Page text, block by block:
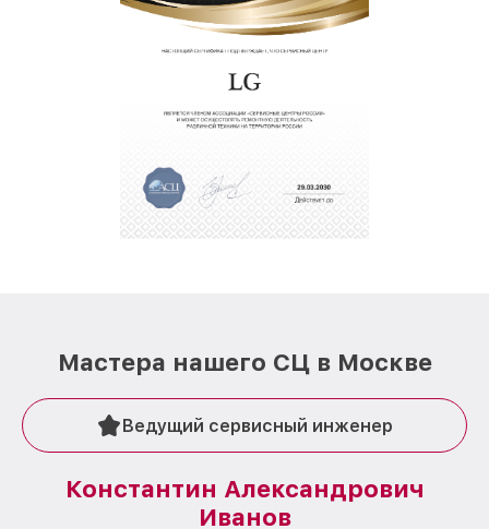
Мастера нашего СЦ в Москве
Ведущий сервисный инженер
Константин Александрович
Иванов